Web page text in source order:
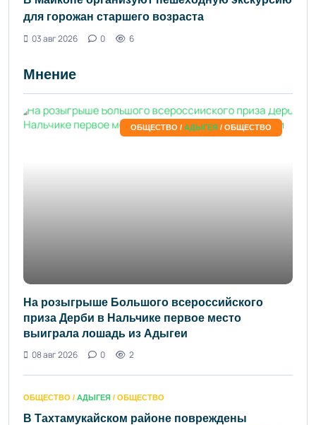
для горожан старшего возраста
03 авг 2026
0 6
Мнение
ОБЩЕСТВО / АДЫГЕЯ / ОБЩЕСТВО
На розыгрыше Большого всероссийского
приза Дерби в Нальчике первое место
выиграла лошадь из Адыгеи
08 авг 2026
0 2
ОБЩЕСТВО / АДЫГЕЯ / ОБЩЕСТВО
В Тахтамукайском районе повреждены